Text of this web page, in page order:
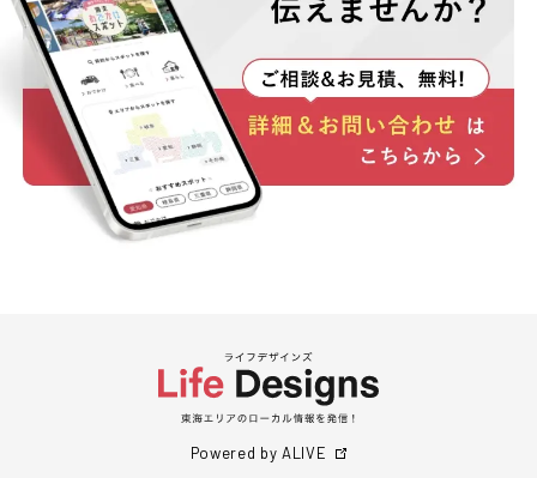
Powered by ALIVE